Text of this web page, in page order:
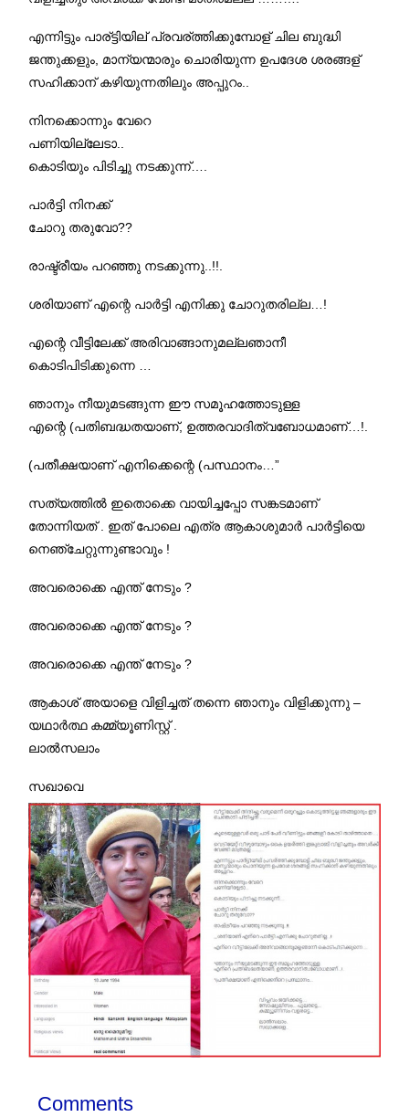
എന്നിട്ടും പാര്ട്ടിയില് പ്രവര്ത്തിക്കുമ്പോള് ചില ബുദ്ധി
ജന്തുക്കളും, മാന്യന്മാരും ചൊരിയുന്ന ഉപദേശ ശരങ്ങള്
സഹിക്കാന് കഴിയുന്നതിലും അപ്പുറം..
നിനക്കൊന്നും വേറെ
പണിയില്ലേടാ..
കൊടിയും പിടിച്ചു നടക്കുന്ന്….
പാര്‍ട്ടി നിനക്ക്
ചോറു തരുവോ??
രാഷ്ട്രീയം പറഞ്ഞു നടക്കുന്നു..!!.
ശരിയാണ് എന്റെ പാര്‍ട്ടി എനിക്കു ചോറുതരില്ല…!
എന്റെ വീട്ടിലേക്ക് അരിവാങ്ങാനുമല്ലഞാനീ
കൊടിപിടിക്കുന്നെ …
ഞാനും നീയുമടങ്ങുന്ന ഈ സമൂഹത്തോടുള്ള
എന്റെ (പതിബദ്ധതയാണ്, ഉത്തരവാദിത്വബോധമാണ്…!.
(പതീക്ഷയാണ് എനിക്കെന്റെ (പസ്ഥാനം…”
സത്യത്തിൽ ഇതൊക്കെ വായിച്ചപ്പോ സങ്കടമാണ്
തോന്നിയത് . ഇത് പോലെ എത്ര ആകാശുമാർ പാർട്ടിയെ
നെഞ്ചേറ്റുന്നുണ്ടാവും !
അവരൊക്കെ എന്ത് നേടും ?
അവരൊക്കെ എന്ത് നേടും ?
അവരൊക്കെ എന്ത് നേടും ?
ആകാശ് അയാളെ വിളിച്ചത് തന്നെ ഞാനും വിളിക്കുന്നു –
യഥാർത്ഥ കമ്മ്യൂണിസ്റ്റ് .
ലാൽസലാം
സഖാവെ
Comments